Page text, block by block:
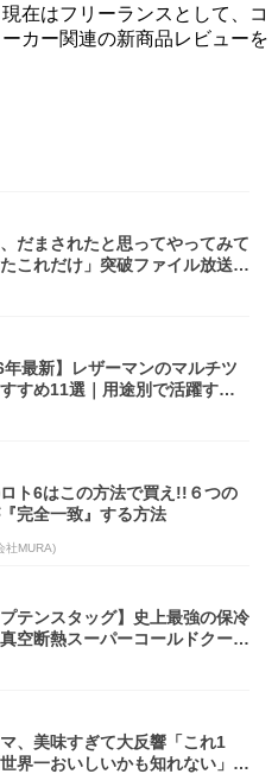
在はフリーランスとして、コ
カー関連の新商品レビューを
だまされたと思ってやってみて
たこれだけ」突破ファイル放送で
年最新】レザーマンのマルチツ
すめ11選｜用途別で活躍する
ト6はこの方法で買え!!６つの
完全一致』する方法
社MURA)
プテンスタッグ】史上最強の保冷
空断熱スーパーコールドクーラ
、美味すぎて大反響「これ1
界一おいしいかも知れない」